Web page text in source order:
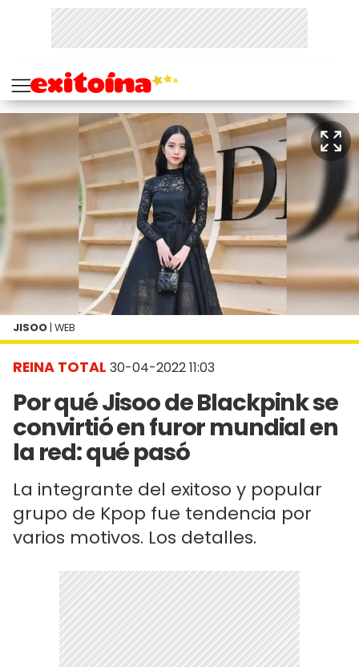
REINA TOTAL 30-04-2022 11:03
Por qué Jisoo de Blackpink se
convirtió en furor mundial en
la red: qué pasó
La integrante del exitoso y popular
grupo de Kpop fue tendencia por
varios motivos. Los detalles.
JISOO | WEB